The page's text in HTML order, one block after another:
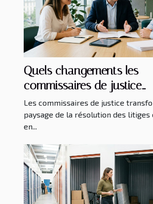
Quels changements les
commissaires de justice
apportent-ils dans la
des litiges ?
Les commissaires de justice
paysage de la résolution des litiges
en...